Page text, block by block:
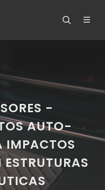
-
AUTO-
IMPACTOS